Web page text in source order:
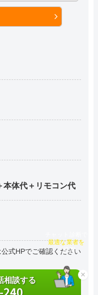
本体代＋リモコン代
式HPでご確認ください
相談する
240
×
最適な業者を
ご提案